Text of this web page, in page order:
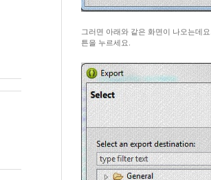
그러면 아래와 같은 화면이 나오는데요.
튼을 누르세요.